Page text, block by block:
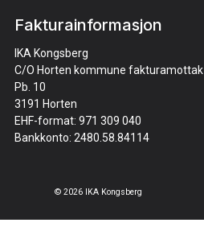
Fakturainformasjon
IKA Kongsberg
C/O Horten kommune fakturamottak
Pb. 10
3191 Horten
EHF-format: 971 309 040
Bankkonto: 2480.58.84114
© 2026 IKA Kongsberg